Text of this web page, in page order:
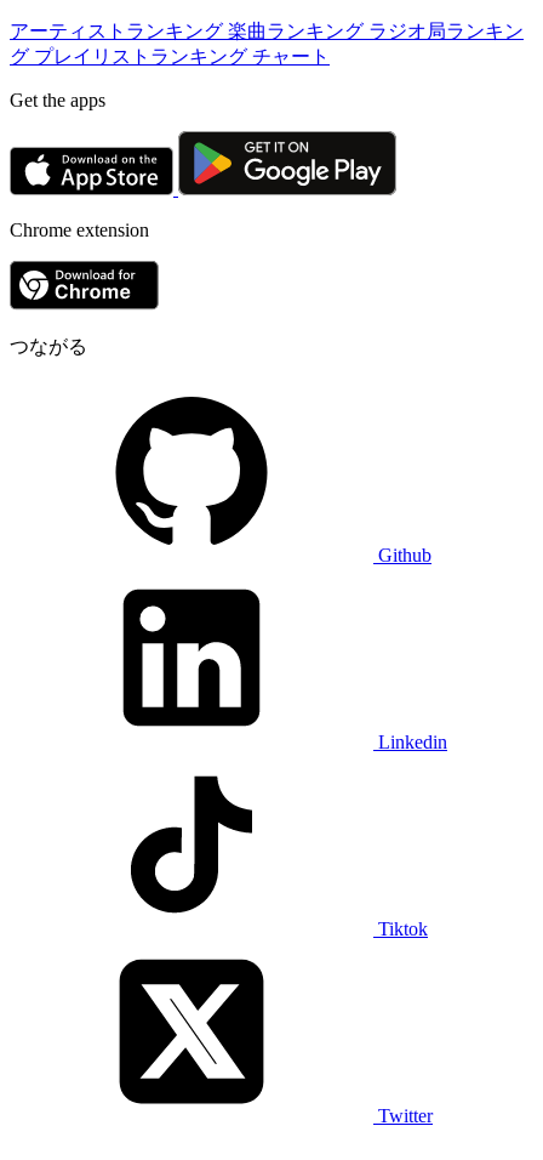
アーティストランキング 楽曲ランキング ラジオ局ランキン
グ プレイリストランキング チャート
Get the apps
Chrome extension
つながる
Github
Linkedin
Tiktok
Twitter